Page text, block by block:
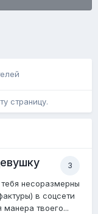
страницу.
3
несоразмерны
в соцсети
твоего...